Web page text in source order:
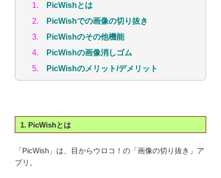
1.
PicWishとは
2.
PicWishでの画像の切り抜き
3.
PicWishのその他機能
4.
PicWishの画像消しゴム
5.
PicWishのメリット/デメリット
1. PicWishとは
「PicWish」は、目からウロコ！の「画像の切り抜き」ア
プリ。